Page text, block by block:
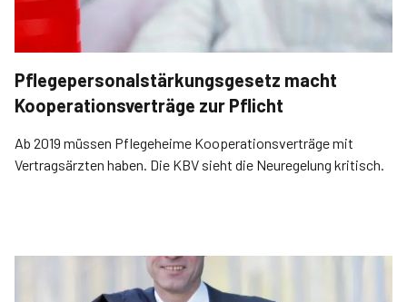
Pflegepersonalstärkungsgesetz macht
Kooperationsverträge zur Pflicht
Ab 2019 müssen Pflegeheime Kooperationsverträge mit
Vertragsärzten haben. Die KBV sieht die Neuregelung kritisch.